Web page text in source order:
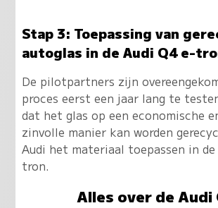
Stap 3: Toepassing van
autoglas in de Audi Q4 e-
De pilotpartners zijn
proces eerst een jaar lang te
dat het glas op een economische
zinvolle manier kan worden
Audi het materiaal toepassen in
tron.
Alles over de Audi